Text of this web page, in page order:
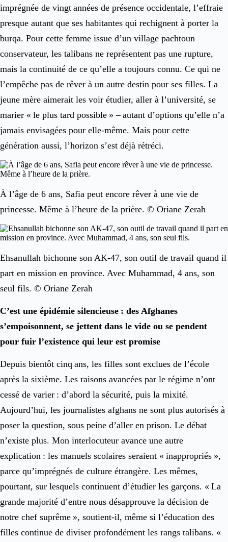
imprégnée de vingt années de présence occidentale, l’effraie
presque autant que ses habitantes qui rechignent à porter la
burqa. Pour cette femme issue d’un village pachtoun
conservateur, les talibans ne représentent pas une rupture,
mais la continuité de ce qu’elle a toujours connu. Ce qui ne
l’empêche pas de rêver à un autre destin pour ses filles. La
jeune mère aimerait les voir étudier, aller à l’université, se
marier « le plus tard possible » – autant d’options qu’elle n’a
jamais envisagées pour elle-même. Mais pour cette
génération aussi, l’horizon s’est déjà rétréci.
À l’âge de 6 ans, Safia peut encore rêver à une vie de
princesse. Même à l’heure de la prière. © Oriane Zerah
Ehsanullah bichonne son AK-47, son outil de travail quand il
part en mission en province. Avec Muhammad, 4 ans, son
seul fils. © Oriane Zerah
C’est une épidémie silencieuse : des Afghanes
s’empoisonnent, se jettent dans le vide ou se pendent
pour fuir l’existence qui leur est promise
Depuis bientôt cinq ans, les filles sont exclues de l’école
après la sixième. Les raisons avancées par le régime n’ont
cessé de varier : d’abord la sécurité, puis la mixité.
Aujourd’hui, les journalistes afghans ne sont plus autorisés à
poser la question, sous peine d’aller en prison. Le débat
n’existe plus. Mon interlocuteur avance une autre
explication : les manuels scolaires seraient « inappropriés »,
parce qu’imprégnés de culture étrangère. Les mêmes,
pourtant, sur lesquels continuent d’étudier les garçons. « La
grande majorité d’entre nous désapprouve la décision de
notre chef suprême », soutient-il, même si l’éducation des
filles continue de diviser profondément les rangs talibans. «